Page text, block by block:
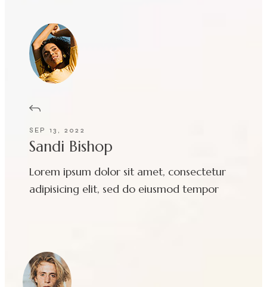
SEP 13, 2022
Sandi Bishop
Lorem ipsum dolor sit amet, consectetur
adipisicing elit, sed do eiusmod tempor